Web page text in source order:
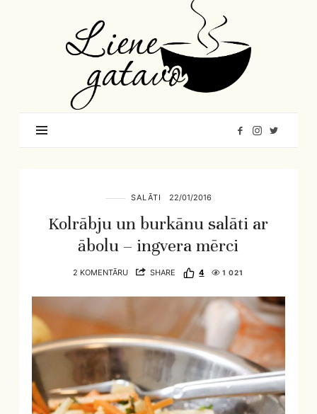
Gatavo
–
Mana
garšu
pasaule
SALĀTI 22/01/2016
Kolrābju un burkānu salāti ar
ābolu – ingvera mērci
2 KOMENTĀRU SHARE 4 1 021